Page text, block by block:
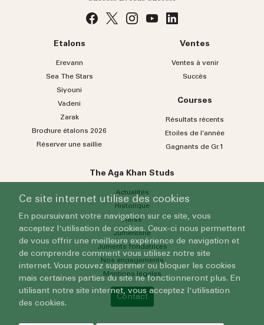
Etalons
Erevann
Sea TheStars
Siyouni
Vadeni
Zarak
Brochure étalons 2026
Réserver une saillie
Ventes
Ventes à venir
Succès
Courses
Résultats récents
Etoiles de l’année
Gagnants de Gr.1
The Aga Khan Studs
Actualités
Historique
Haras
Jumenterie
Juments fondatrices
Nos engagements
Mentions légales
Contact
Ce site internet utilise des cookies
En poursuivant votre navigation sur ce site, vous
acceptez l'utilisation de cookies. Ceux-ci nous permettent
de vous offrir une meilleure expérience de navigation et
de comprendre comment vous utilisez notre site
internet. Vous pouvez supprimer ou bloquer les cookies
mais certaines parties du site ne fonctionneront plus. En
utilisant notre site internet, vous acceptez l'utilisation
des cookies.